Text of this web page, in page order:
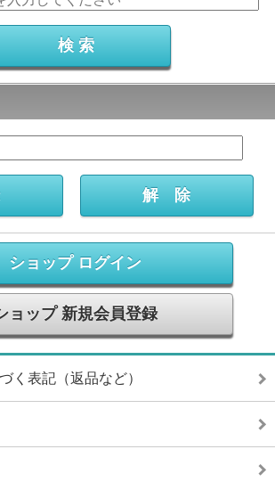
ショップ ログイン
ョップ 新規会員登録
く表記（返品など）